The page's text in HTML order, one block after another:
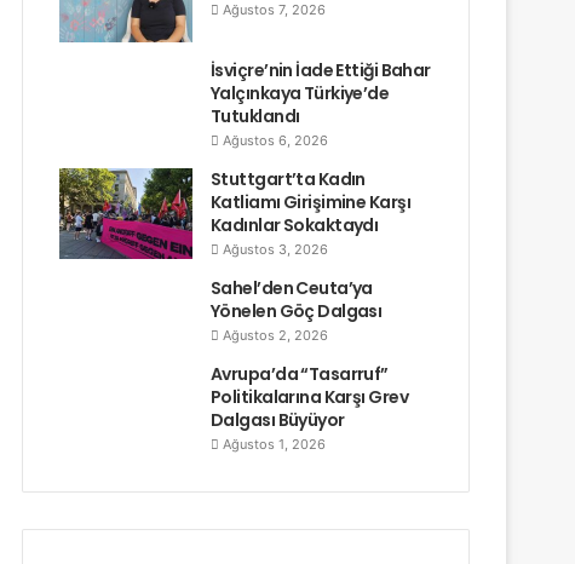
Ağustos 7, 2026
İsviçre’nin İade Ettiği Bahar
Yalçınkaya Türkiye’de
Tutuklandı
Ağustos 6, 2026
Stuttgart’ta Kadın
Katliamı Girişimine Karşı
Kadınlar Sokaktaydı
Ağustos 3, 2026
Sahel’den Ceuta’ya
Yönelen Göç Dalgası
Ağustos 2, 2026
Avrupa’da “Tasarruf”
Politikalarına Karşı Grev
Dalgası Büyüyor
Ağustos 1, 2026